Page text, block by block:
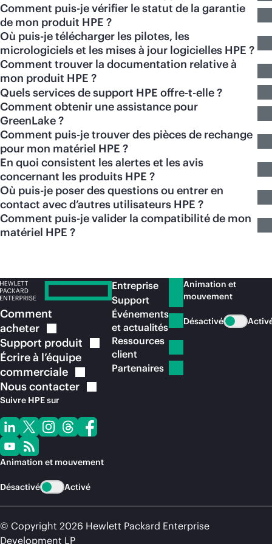
Comment puis-je vérifier le statut de la garantie
de mon produit HPE ?
Où puis-je télécharger les pilotes, les
micrologiciels et les mises à jour logicielles HPE ?
Comment trouver la documentation relative à
mon produit HPE ?
Quels services de support HPE offre-t-elle ?
Comment obtenir une assistance pour
GreenLake ?
Comment puis-je trouver des pièces de rechange
pour mon matériel HPE ?
En quoi consistent les alertes et les avis
concernant les produits HPE ?
Où puis-je poser des questions ou entrer en
contact avec d’autres utilisateurs HPE ?
Comment puis-je valider la compatibilité de mon
matériel HPE ?
Comment
acheter
Support produit
Écrire à l’équipe
commerciale
Nouscontacter
Suivre HPE sur
Animation et mouvement
Désactivé Activé
Entreprise
Support
Événements
et actualités
Ressources
client
Partenaires
Animation et
mouvement
Désactivé
© Copyright 2026 Hewlett Packard Enterprise
Development LP